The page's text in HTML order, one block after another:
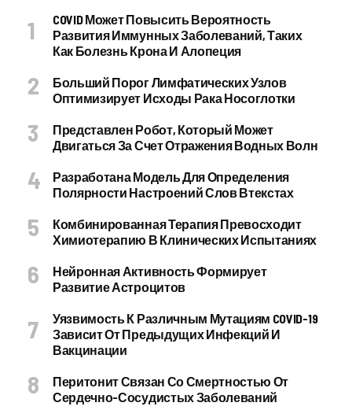
COVID Может Повысить Вероятность
Развития Иммунных Заболеваний, Таких
Как Болезнь Крона И Алопеция
Больший Порог Лимфатических Узлов
Оптимизирует Исходы Рака Носоглотки
Представлен Робот, Который Может
Двигаться За Счет Отражения Водных Волн
Разработана Модель Для Определения
Полярности Настроений Слов Втекстах
Комбинированная Терапия Превосходит
Химиотерапию В Клинических Испытаниях
Нейронная Активность Формирует
Развитие Астроцитов
Уязвимость К Различным Мутациям COVID-19
Зависит От Предыдущих Инфекций И
Вакцинации
Перитонит Связан Со Смертностью От
Сердечно-Сосудистых Заболеваний